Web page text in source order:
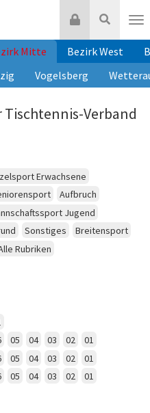
Suche
Login
Mitte Bezirk West
Vogelsberg
Tischtennis-Verband
Erwachsene
Aufbruch
Jugend
Sonstiges
Breitensport
Rubriken
05 04 03 02 01
05 04 03 02 01
05 04 03 02
01